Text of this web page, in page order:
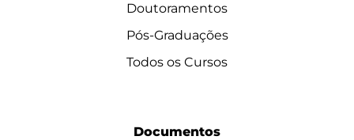
Doutoramentos
Pós-Graduações
Todos os Cursos
Documentos